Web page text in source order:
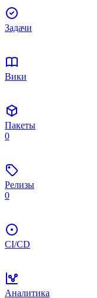
Задачи
Вики
Пакеты
0
Релизы
0
CI/CD
Аналитика